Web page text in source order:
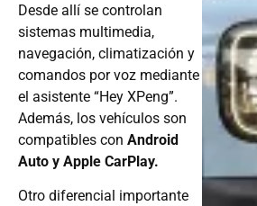
Desde allí se controlan
sistemas multimedia,
navegación, climatización y
comandos por voz mediante
el asistente “Hey XPeng”.
Además, los vehículos son
compatibles con Android
Auto y Apple CarPlay.
Otro diferencial importante